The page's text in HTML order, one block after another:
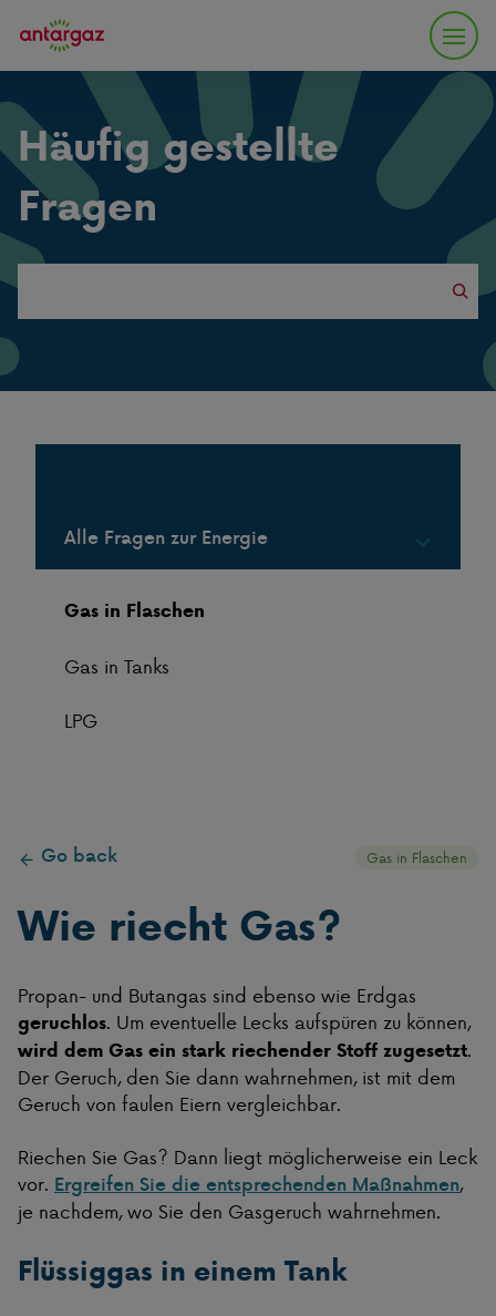
Häufig gestellte
Fragen
Alle Fragen zur Energie
Gas in Flaschen
Gas in Tanks
LPG
Go back Gas in Flaschen
Wie riecht Gas?
Propan- und Butangas sind ebenso wie Erdgas
geruchlos. Um eventuelle Lecks aufspüren zu können,
wird dem Gas ein stark riechender Stoff zugesetzt.
Der Geruch, den Sie dann wahrnehmen, ist mit dem
Geruch von faulen Eiern vergleichbar.
Riechen Sie Gas? Dann liegt möglicherweise ein Leck
vor. Ergreifen Sie die entsprechenden Maßnahmen,
je nachdem, wo Sie den Gasgeruch wahrnehmen.
Flüssiggas in einem Tank